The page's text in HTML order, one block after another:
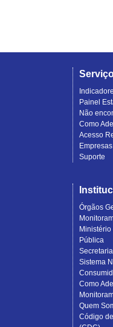
Painel
Não
Como
Acesso
Empresas
Suporte
Órgãos
Pública
Sistema
Como
Quem
Código